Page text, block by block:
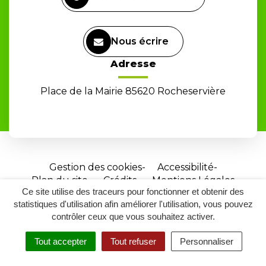
Ce site utilise des traceurs pour fonctionner et obtenir des
statistiques d'utilisation afin améliorer l'utilisation, vous pouvez
contrôler ceux que vous souhaitez activer.
Tout accepter Tout refuser Personnaliser
RECHERCHER
ACCESSIBILITÉ
Nous écrire
Adresse
Place de la Mairie 85620 Rocheservière
Gestion des cookies
Accessibilité
Plan du site
Crédits
Mentions Légales
Site
réalisé
par
Inovagora